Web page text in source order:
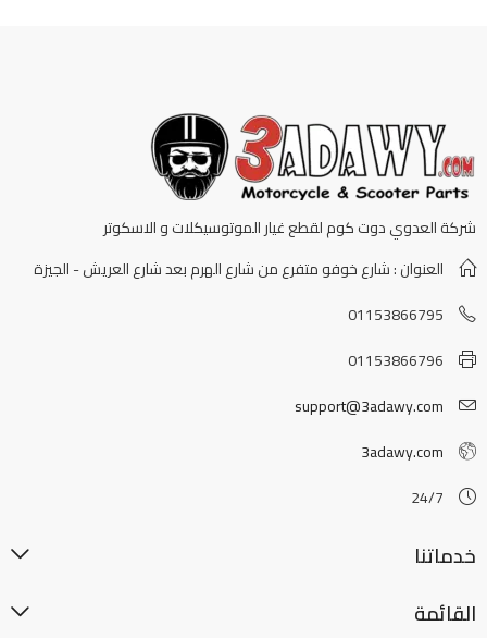
شركة العدوي دوت كوم لقطع غيار الموتوسيكلات و الاسكوتر
العنوان : شارع خوفو متفرع من شارع الهرم بعد شارع العريش - الجيزة
01153866795
01153866796
support@3adawy.com
3adawy.com
24/7
خدماتنا
القائمة